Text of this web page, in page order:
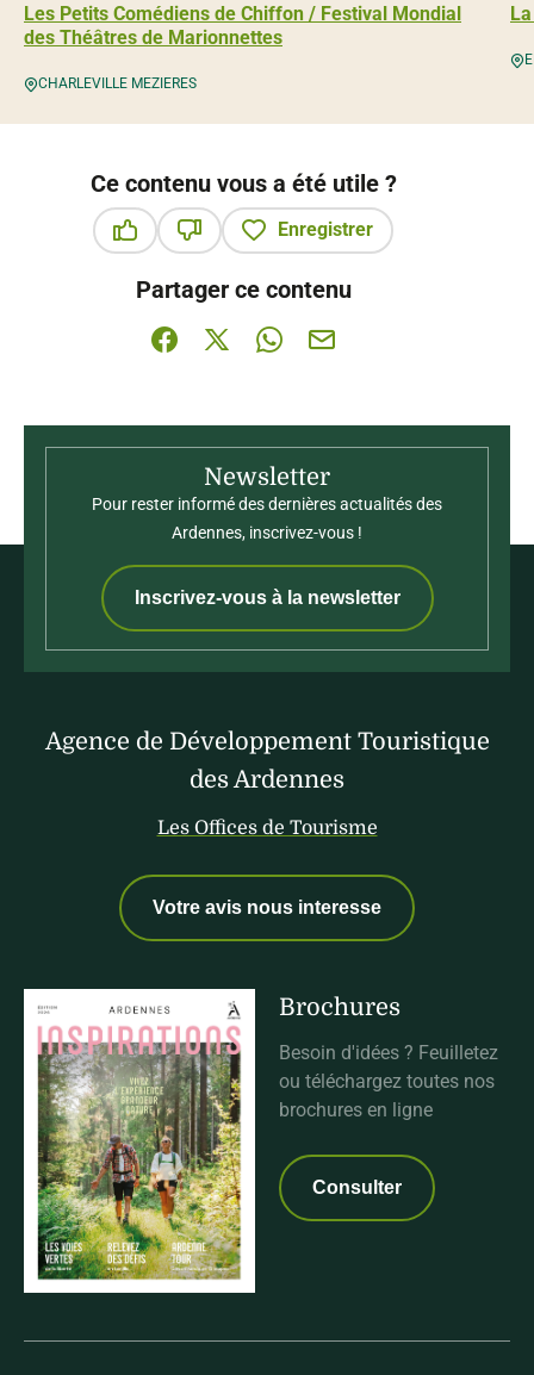
Les Petits Comédiens de Chiffon / Festival Mondial
des Théâtres de Marionnettes
CHARLEVILLE MEZIERES
Ce contenu vous a été utile ?
Enregistrer
Partager ce contenu
Partager sur Facebook (nouvelle fenêtre)
Partager sur X / Twitter (nouvelle
Partager sur WhatsApp
Partager par mail
Newsletter
Pour rester informé des dernières actualités des
Ardennes, inscrivez-vous !
Inscrivez-vous à la newsletter
Agence de Développement Touristique
des Ardennes
Les Offices de Tourisme
Votre avis nous interesse
Brochures
Besoin d'idées ? Feuilletez
ou téléchargez toutes nos
brochures en ligne
Consulter